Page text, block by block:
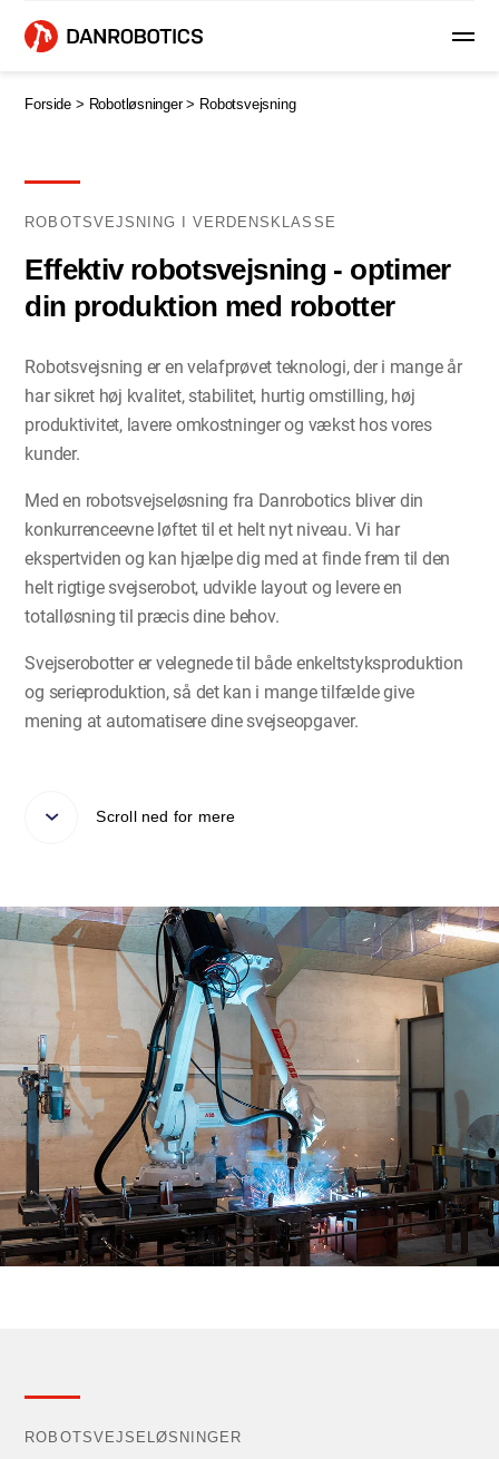
Forside > Robotløsninger > Robotsvejsning
ROBOTSVEJSNING I VERDENSKLASSE
Effektiv robotsvejsning - optimer
din produktion med robotter
Robotsvejsning er en velafprøvet teknologi, der i mange år
har sikret høj kvalitet, stabilitet, hurtig omstilling, høj
produktivitet, lavere omkostninger og vækst hos vores
kunder.
Med en robotsvejseløsning fra Danrobotics bliver din
konkurrenceevne løftet til et helt nyt niveau. Vi har
ekspertviden og kan hjælpe dig med at finde frem til den
helt rigtige svejserobot, udvikle layout og levere en
totalløsning til præcis dine behov.
Svejserobotter er velegnede til både enkeltstyksproduktion
og serieproduktion, så det kan i mange tilfælde give
mening at automatisere dine svejseopgaver.
Scroll ned for mere
ROBOTSVEJSELØSNINGER